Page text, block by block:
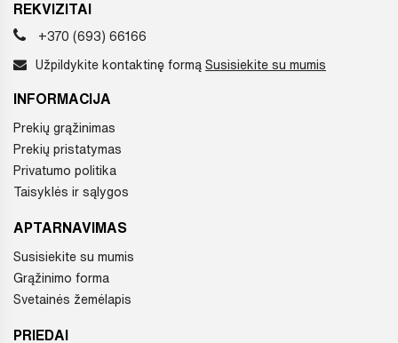
REKVIZITAI
+370 (693) 66166
Užpildykite kontaktinę formą Susisiekite su mumis
INFORMACIJA
Prekių grąžinimas
Prekių pristatymas
Privatumo politika
Taisyklės ir sąlygos
APTARNAVIMAS
Susisiekite su mumis
Grąžinimo forma
Svetainės žemėlapis
PRIEDAI